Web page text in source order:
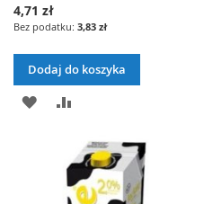
4,71 zł
3,83 zł
Dodaj do koszyka
DODAJ
LISTY
ŻYCZEŃ